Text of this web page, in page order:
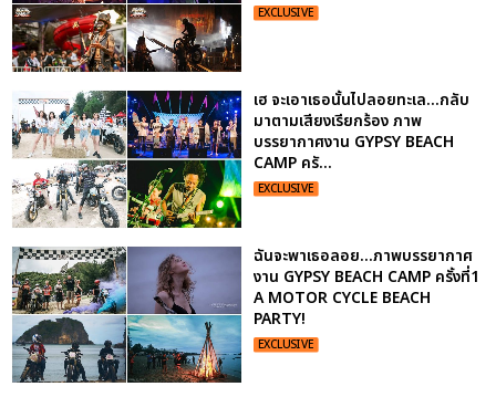
EXCLUSIVE
เฮ จะเอาเธอนั้นไปลอยทะเล...กลับ
มาตามเสียงเรียกร้อง ภาพ
บรรยากาศงาน GYPSY BEACH
CAMP ครั...
EXCLUSIVE
ฉันจะพาเธอลอย...ภาพบรรยากาศ
งาน GYPSY BEACH CAMP ครั้งที่1
A MOTOR CYCLE BEACH
PARTY!
EXCLUSIVE